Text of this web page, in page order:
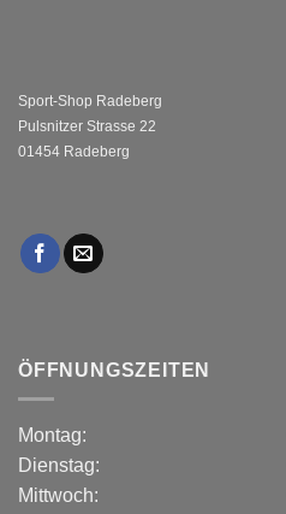
Sport-Shop Radeberg
Pulsnitzer Strasse 22
01454 Radeberg
ÖFFNUNGSZEITEN
Montag:
Dienstag:
Mittwoch: